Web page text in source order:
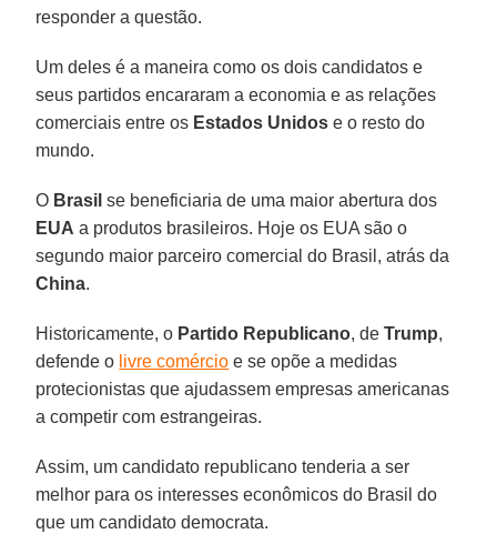
responder a questão.
Um deles é a maneira como os dois candidatos e
seus partidos encararam a economia e as relações
comerciais entre os Estados Unidos e o resto do
mundo.
O Brasil se beneficiaria de uma maior abertura dos
EUA a produtos brasileiros. Hoje os EUA são o
segundo maior parceiro comercial do Brasil, atrás da
China.
Historicamente, o Partido Republicano, deTrump,
defende o livre comércio e se opõe a medidas
protecionistas que ajudassem empresas americanas
a competir com estrangeiras.
Assim, um candidato republicano tenderia a ser
melhor para os interesses econômicos do Brasil do
que um candidato democrata.